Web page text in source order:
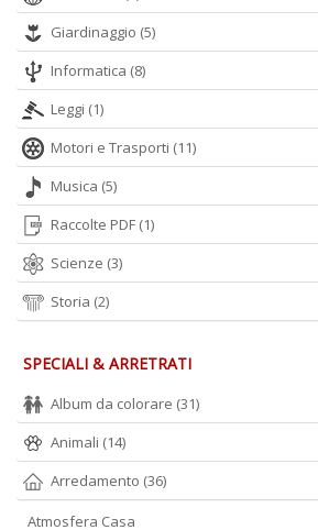
Giardinaggio (5)
Informatica (8)
Leggi (1)
Motori e Trasporti (11)
Musica (5)
Raccolte PDF (1)
Scienze (3)
Storia (2)
SPECIALI & ARRETRATI
Album da colorare (31)
Animali (14)
Arredamento (36)
Atmosfera Casa